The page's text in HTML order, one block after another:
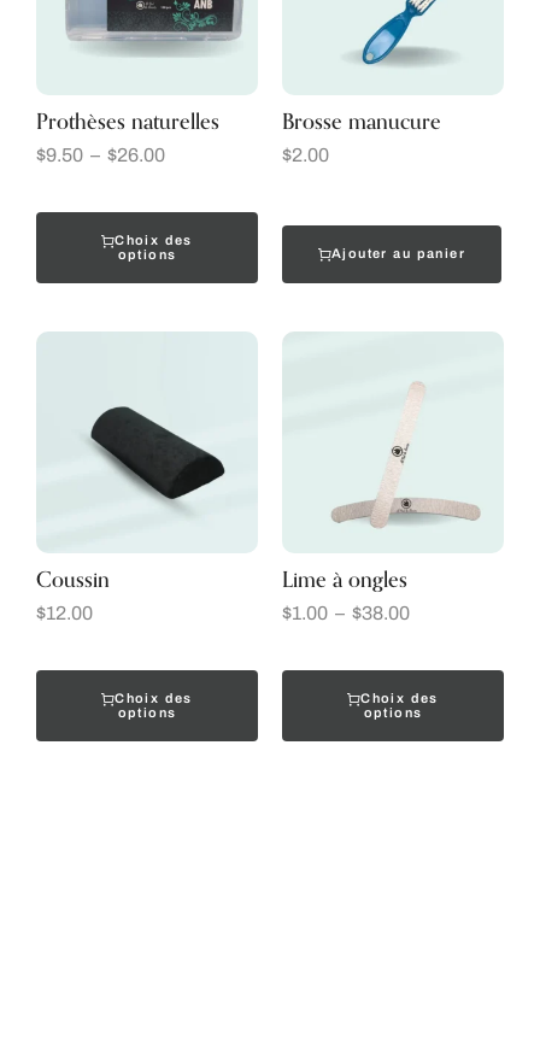
Prothèses naturelles
$9.50 – $26.00
Choix des
options
Brosse manucure
$2.00
Ajouter au panier
Coussin
$12.00
Choix des
options
Lime à ongles
$1.00 – $38.00
Choix des
options